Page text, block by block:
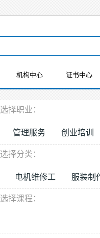
机构中心 证书中心
选择职业：
管理服务 创业培训
选择分类：
电机维修工 服装制
选择课程：